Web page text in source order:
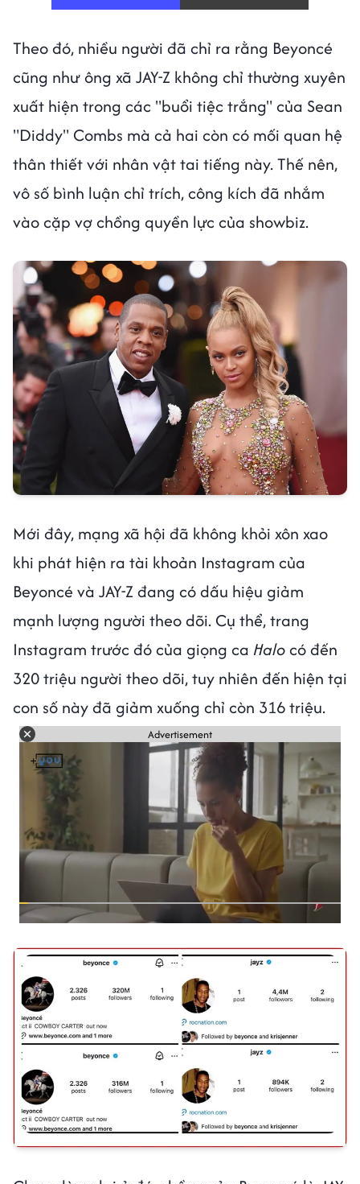
Theo đó, nhiều người đã chỉ ra rằng Beyoncé
cũng như ông xã JAY-Z không chỉ thường xuyên
xuất hiện trong các "buổi tiệc trắng" của Sean
"Diddy" Combs mà cả hai còn có mối quan hệ
thân thiết với nhân vật tai tiếng này. Thế nên,
vô số bình luận chỉ trích, công kích đã nhắm
vào cặp vợ chồng quyền lực của showbiz.
Mới đây, mạng xã hội đã không khỏi xôn xao
khi phát hiện ra tài khoản Instagram của
Beyoncé và JAY-Z đang có dấu hiệu giảm
mạnh lượng người theo dõi. Cụ thể, trang
Instagram trước đó của giọng ca Halocó đến
320 triệu người theo dõi, tuy nhiên đến hiện tại
con số này đã giảm xuống chỉ còn 316 triệu.
Advertisement